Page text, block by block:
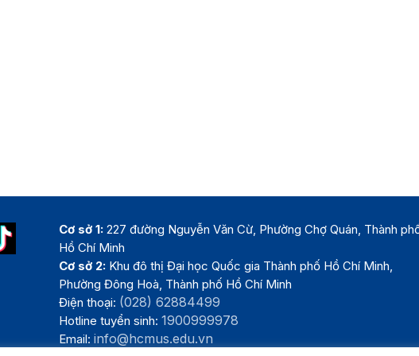
Cơ sở 1: 227 đường Nguyễn Văn Cừ, Phường Chợ Quán, Thành
Hồ Chí Minh
Cơ sở 2: Khu đô thị Đại học Quốc gia Thành phố Hồ Chí Minh,
Phường Đông Hoà, Thành phố Hồ Chí Minh
Điện thoại: (028) 62884499
Hotline tuyển sinh:1900999978
Email:info@hcmus.edu.vn